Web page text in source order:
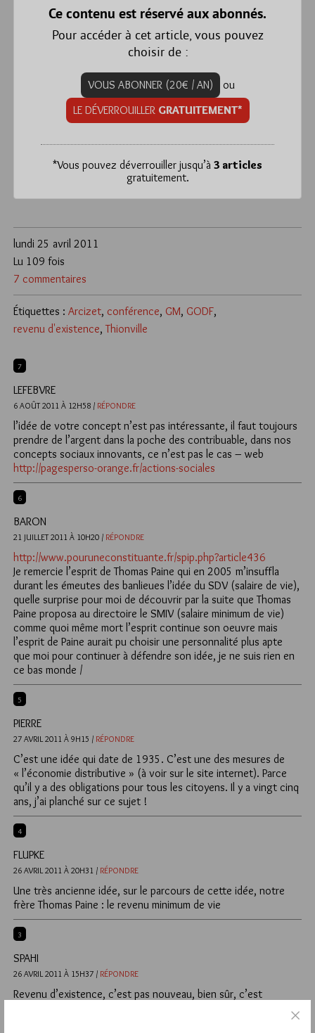
Ce contenu est réservé aux abonnés.
Pour accéder à cet article, vous pouvez
choisir de :
VOUS ABONNER (20€ / AN)
ou
LE DÉVERROUILLER GRATUITEMENT*
*Vous pouvez déverrouiller jusqu’à 3 articles
gratuitement.
lundi 25 avril 2011
7 commentaires
Lu 109 fois
Étiquettes : Arcizet, conférence, GM, GODF,
revenu d'existence,Thionville
7
LEFEBVRE
6 AOÛT 2011 À 12H58 / RÉPONDRE
l’idée de votre concept n’est pas intéressante, il faut toujours
prendre de l’argent dans la poche des contribuable, dans nos
concepts sociaux innovants, ce n’est pas le cas – web
http://pagesperso-orange.fr/actions-sociales
6
BARON
21 JUILLET 2011 À 10H20 / RÉPONDRE
http://www.pouruneconstituante.fr/spip.php?article436
Je remercie l’esprit de Thomas Paine qui en 2005 m’insuffla
durant les émeutes des banlieues l’idée du SDV (salaire de vie),
quelle surprise pour moi de découvrir par la suite que Thomas
Paine proposa au directoire le SMIV (salaire minimum de vie)
comme quoi même mort l’esprit continue son oeuvre mais
l’esprit de Paine aurait pu choisir une personnalité plus apte
que moi pour continuer à défendre son idée, je ne suis rien en
ce bas monde /
5
PIERRE
27 AVRIL 2011 À 9H15 / RÉPONDRE
C’est une idée qui date de 1935. C’est une des mesures de
« l’économie distributive » (à voir sur le site internet). Parce
qu’il y a des obligations pour tous les citoyens. Il y a vingt cinq
ans, j’ai planché sur ce sujet !
4
FLUPKE
26 AVRIL 2011 À 20H31 / RÉPONDRE
Une très ancienne idée, sur le parcours de cette idée, notre
frère Thomas Paine : le revenu minimum de vie
3
SPAHI
26 AVRIL 2011 À 15H37 / RÉPONDRE
Revenu d’existence, c’est pas nouveau, bien sûr, c’est